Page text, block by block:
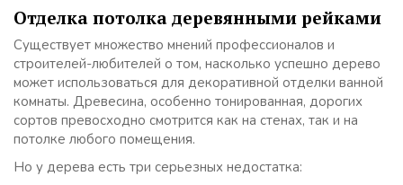
Отделка потолка деревянными рейками
Существует множество мнений профессионалов и
строителей-любителей о том, насколько успешно дерево
может использоваться для декоративной отделки ванной
комнаты. Древесина, особенно тонированная, дорогих
сортов превосходно смотрится как на стенах, так и на
потолке любого помещения.
Но у дерева есть три серьезных недостатка: